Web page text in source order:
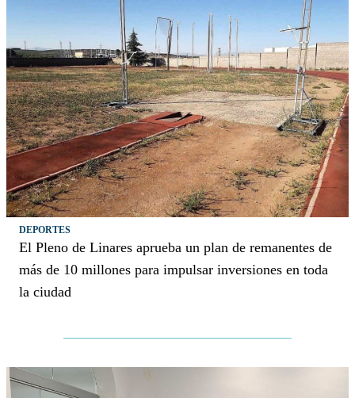
DEPORTES
El Pleno de Linares aprueba un plan de remanentes de
más de 10 millones para impulsar inversiones en toda
la ciudad